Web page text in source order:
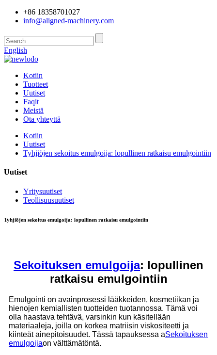
+86 18358701027
info@aligned-machinery.com
English
Kotiin
Tuotteet
Uutiset
Faqit
Meistä
Ota yhteyttä
Kotiin
Uutiset
Tyhjiöjen sekoitus emulgoija: lopullinen ratkaisu emulgointiin
Uutiset
Yritysuutiset
Teollisuusuutiset
Tyhjiöjen sekoitus emulgoija: lopullinen ratkaisu emulgointiin
Sekoituksen emulgoija: lopullinen
ratkaisu emulgointiin
Emulgointi on avainprosessi lääkkeiden, kosmetiikan ja
hienojen kemiallisten tuotteiden tuotannossa. Tämä voi
olla haastava tehtävä, varsinkin kun käsitellään
materiaaleja, joilla on korkea matriisin viskositeetti ja
kiinteät ainepitoisuudet. Tässä tapauksessa aSekoituksen
emulgoijaon välttämätöntä.